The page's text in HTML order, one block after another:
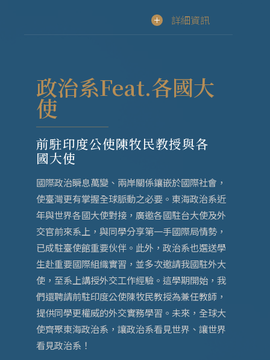
詳細資訊
政治系Feat.各國大
使
前駐印度公使陳牧民教授與各
國大使
國際政治瞬息萬變、兩岸關係鑲嵌於國際社會，
使臺灣更有掌握全球脈動之必要。東海政治系近
年與世界各國大使對接，廣邀各國駐台大使及外
交官前來系上，與同學分享第一手國際局情勢，
已成駐臺使館重要伙伴。此外，政治系也選送學
生赴重要國際組織實習，並多次邀請我國駐外大
使，至系上講授外交工作經驗。這學期開始，我
們還聘請前駐印度公使陳牧民教授為兼任教師，
提供同學更權威的外交實務學習。未來，全球大
使齊聚東海政治系，讓政治系看見世界、讓世界
看見政治系！